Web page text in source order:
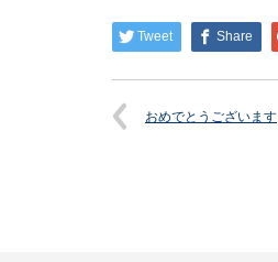
Tweet Share
おめでとうございます